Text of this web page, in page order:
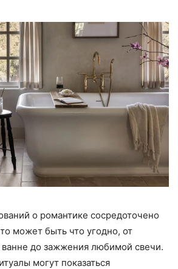
о романтике сосредоточено
может быть что угодно, от
до зажжения любимой свечи.
могут показаться